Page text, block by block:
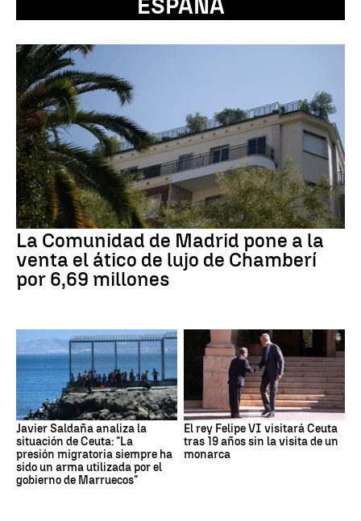
ESPAÑA
La Comunidad de Madrid pone a la
venta el ático de lujo de Chamberí
por 6,69 millones
Javier Saldaña analiza la
situación de Ceuta: "La
presión migratoria siempre ha
sido un arma utilizada por el
gobierno de Marruecos"
El rey Felipe VI visitará Ceuta
tras 19 años sin la visita de un
monarca